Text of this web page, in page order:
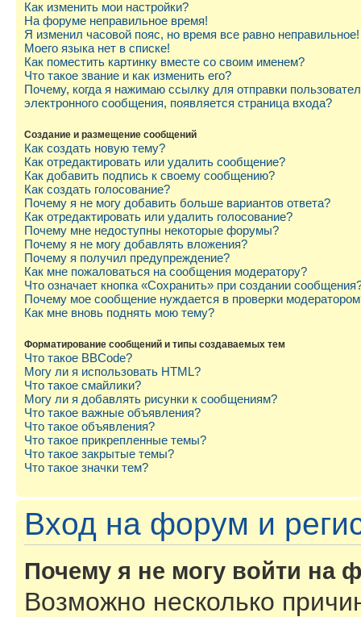
Как изменить мои настройки?
На форуме неправильное время!
Я изменил часовой пояс, но время все равно неправильное!
Моего языка нет в списке!
Как поместить картинку вместе со своим именем?
Что такое звание и как изменить его?
Почему, когда я нажимаю ссылку для отправки
электронного сообщения, появляется страница входа?
Создание и размещение сообщений
Как создать новую тему?
Как отредактировать или удалить сообщение?
Как добавить подпись к своему сообщению?
Как создать голосование?
Почему я не могу добавить больше вариантов ответа?
Как отредактировать или удалить голосование?
Почему мне недоступны некоторые форумы?
Почему я не могу добавлять вложения?
Почему я получил предупреждение?
Как мне пожаловаться на сообщения модератору?
Что означает кнопка «Сохранить» при создании
Почему мое сообщение нуждается в проверки
Как мне вновь поднять мою тему?
Форматирование сообщений и типы создаваемых тем
Что такое BBCode?
Могу ли я использовать HTML?
Что такое смайлики?
Могу ли я добавлять рисунки к сообщениям?
Что такое важные объявления?
Что такое объявления?
Что такое прикрепленные темы?
Что такое закрытые темы?
Что такое значки тем?
Вход на форум и
Почему я не могу войти на
Возможно несколько